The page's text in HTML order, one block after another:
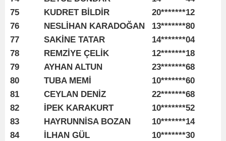
75
KUDRET BİLDİR
20*******12
76
NESLİHAN KARADOĞAN
13*******80
77
SAKİNE TATAR
14*******04
78
REMZİYE ÇELİK
12*******18
79
AYHAN ALTUN
23*******68
80
TUBA MEMİ
10*******60
81
CEYLAN DENİZ
22*******68
82
İPEK KARAKURT
10*******52
83
HAYRUNNİSA BOZAN
10*******14
84
İLHAN GÜL
10*******30